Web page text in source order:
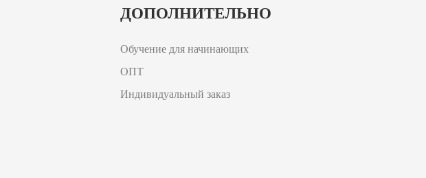
ДОПОЛНИТЕЛЬНО
Обучение для начинающих
ОПТ
Индивидуальный заказ